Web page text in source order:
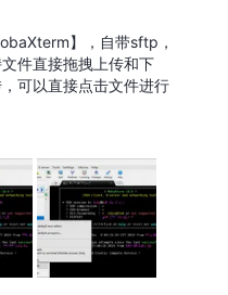
】，自带sftp，
件直接拖拽上传和下
可以直接点击文件进行